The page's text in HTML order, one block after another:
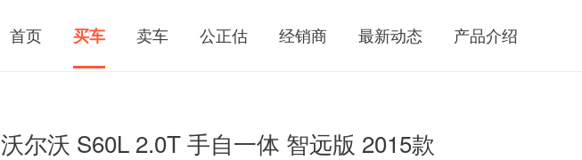
产品介绍
最新动态
经销商
公正估
卖车
买车
首页
沃尔沃 S60L 2.0T 手自一体 智远版 2015款